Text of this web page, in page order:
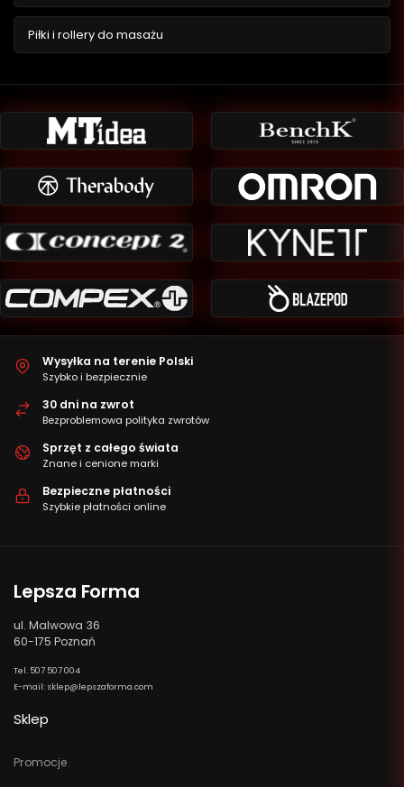
Piłki i rollery do masażu
Wysyłka na terenie Polski
Szybko i bezpiecznie
30 dni na zwrot
Bezproblemowa polityka zwrotów
Sprzęt z całego świata
Znane i cenione marki
Bezpieczne płatności
Szybkie płatności online
Lepsza Forma
ul. Malwowa 36
60-175 Poznań
Tel. 507 507 004
E-mail: sklep@lepszaforma.com
Sklep
Promocje